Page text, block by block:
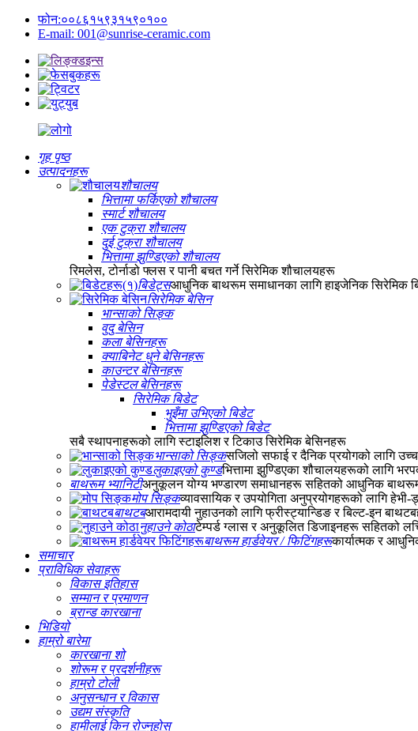
फोन:००८६१५९३१५९०१००
E-mail: 001@sunrise-ceramic.com
गृह पृष्ठ
उत्पादनहरू
शौचालय
भित्तामा फर्किएको शौचालय
स्मार्ट शौचालय
एक टुक्रा शौचालय
दुई टुक्रा शौचालय
भित्तामा झुण्डिएको शौचालय
रिमलेस, टोर्नाडो फ्लस र पानी बचत गर्ने सिरेमिक शौचालयहरू
बिडेट्सआधुनिक बाथरूम समाधानका लागि हाइजेनिक सिरेमिक
सिरेमिक बेसिन
भान्साको सिङ्क
वुदु बेसिन
कला बेसिनहरू
क्याबिनेट धुने बेसिनहरू
काउन्टर बेसिनहरू
पेडेस्टल बेसिनहरू
सिरेमिक बिडेट
भुइँमा उभिएको बिडेट
भित्तामा झुण्डिएको बिडेट
सबै स्थापनाहरूको लागि स्टाइलिश र टिकाउ सिरेमिक बेसिनहरू
भान्साको सिङ्कसजिलो सफाई र दैनिक प्रयोगको लागि
लुकाइएको कुण्डभित्तामा झुण्डिएका शौचालयहरूको लागि
बाथरूम भ्यानिटीअनुकूलन योग्य भण्डारण समाधानहरू सहितको आधुनिक बाथरूम
मोप सिङ्कव्यावसायिक र उपयोगिता अनुप्रयोगहरूको लागि
बाथटबआरामदायी नुहाउनको लागि फ्रीस्ट्यान्डिङ र बिल्ट-इन
नुहाउने कोठाटेम्पर्ड ग्लास र अनुकूलित डिजाइनहरू सहितको
बाथरूम हार्डवेयर / फिटिंगहरूकार्यात्मक र
समाचार
प्राविधिक सेवाहरू
विकास इतिहास
सम्मान र प्रमाणन
ब्रान्ड कारखाना
भिडियो
हाम्रो बारेमा
कारखाना शो
शोरूम र प्रदर्शनीहरू
हाम्रो टोली
अनुसन्धान र विकास
उद्यम संस्कृति
हामीलाई किन रोज्नुहोस्